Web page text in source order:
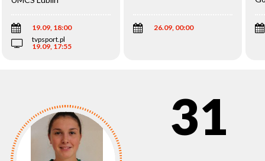
19.09, 18:00
tvpsport.pl
19.09, 17:55
26.09, 00:00
31